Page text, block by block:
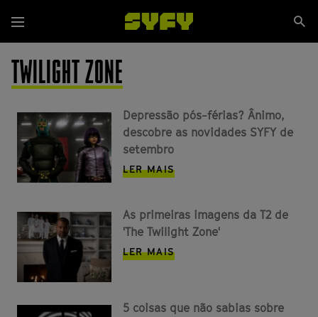
para
o
conteúdo
principal
Menu
TWILIGHT ZONE
Depressão pós-férias? Ânimo,
descobre as novidades SYFY de
setembro
LER MAIS
As primeiras imagens da T2 de
'The Twilight Zone'
LER MAIS
5 coisas que não sabias sobre